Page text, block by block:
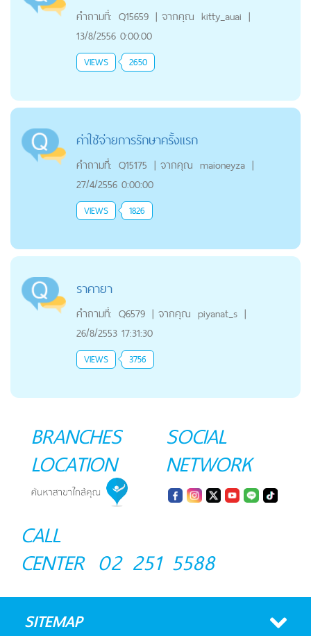
คำถามที่: Q15659 | จากคุณ kitty_auai |
13/8/2556 0:00:00
VIEWS 2650
ค่าใช้จ่ายการรักษาครั้งเเรก
คำถามที่: Q15175 | จากคุณ maioneyza |
27/4/2556 0:00:00
VIEWS 1826
ราคายา
คำถามที่: Q6579 | จากคุณ piyanat_s |
26/8/2553 17:31:30
VIEWS 3756
BRANCHES
LOCATION
SOCIAL
NETWORK
CALL
CENTER 02 251 5588
SITEMAP